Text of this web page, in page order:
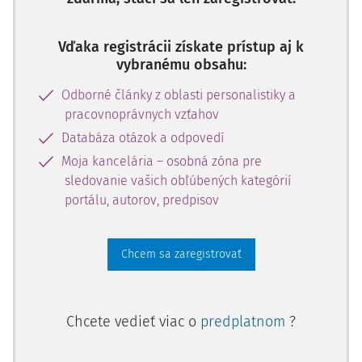
Vďaka registrácii získate prístup aj k
vybranému obsahu:
Odborné články z oblasti personalistiky a
pracovnoprávnych vzťahov
Databáza otázok a odpovedí
Moja kancelária – osobná zóna pre
sledovanie vašich obľúbených kategórií
portálu, autorov, predpisov
Chcem sa zaregistrovať
Chcete vedieť viac o predplatnom ?